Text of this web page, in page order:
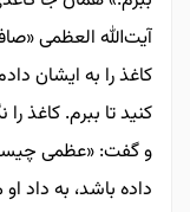
آیت‌الله العظمی
کاغذ را به ایشان
کنید تا ببرم. کاغذ
و گفت: «عظمی
داده باشد، به داد